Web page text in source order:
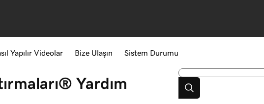
Yapılır Videolar Bize Ulaşın Sistem Durumu
Yardım